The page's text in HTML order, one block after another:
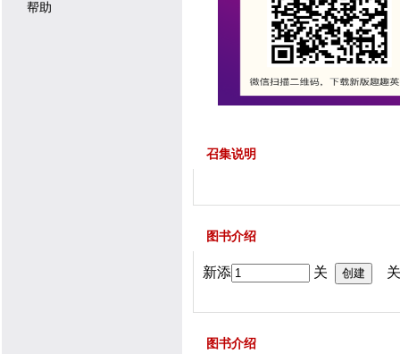
帮助
召集说明
图书介绍
新添 关 关
图书介绍